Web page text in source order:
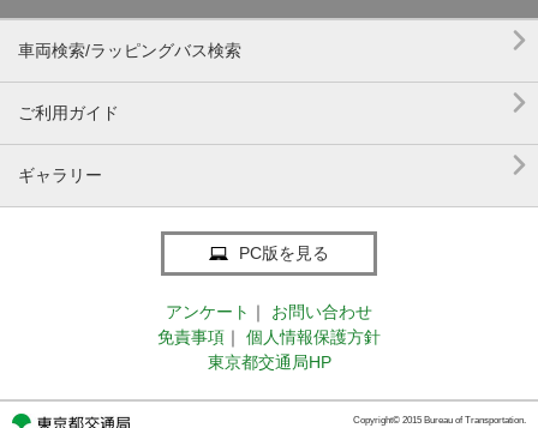
車両検索/ラッピングバス検索 
ご利用ガイド 
ギャラリー 
PC版を見る
アンケート ｜
お問い合わせ
免責事項 ｜
個人情報保護方針
東京都交通局HP
Copyright© 2015 Bureau of Transportation.